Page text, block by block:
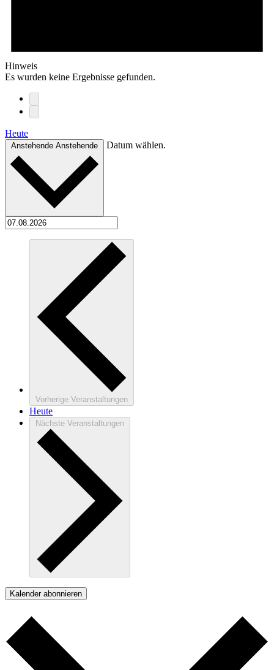
Hinweis
Es wurden keine Ergebnisse gefunden.
Heute
Anstehende Anstehende Datum wählen.
Vorherige Veranstaltungen
Heute
Nächste Veranstaltungen
Kalender abonnieren